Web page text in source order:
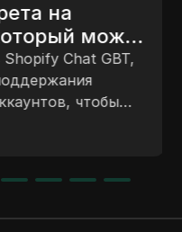
на
может
бренду |
EP.
Chat GBT,
чтобы
из-за
акцентирует